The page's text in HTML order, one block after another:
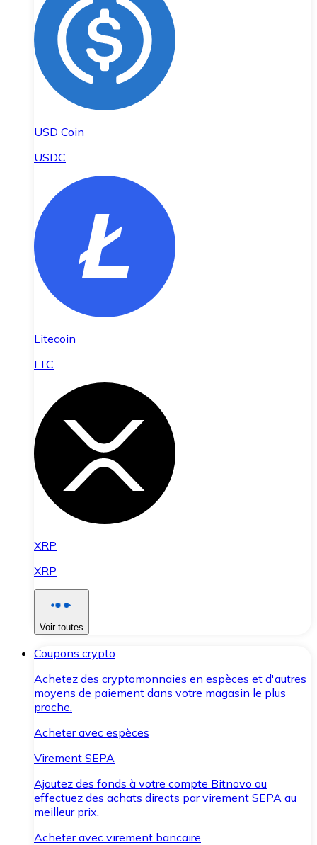
USD Coin
USDC
Litecoin
LTC
XRP
XRP
Voir toutes
Coupons crypto
Achetez des cryptomonnaies en espèces et d'autres
moyens de paiement dans votre magasin le plus
proche.
Acheter avec espèces
Virement SEPA
Ajoutez des fonds à votre compte Bitnovo ou
effectuez des achats directs par virement SEPA au
meilleur prix.
Acheter avec virement bancaire